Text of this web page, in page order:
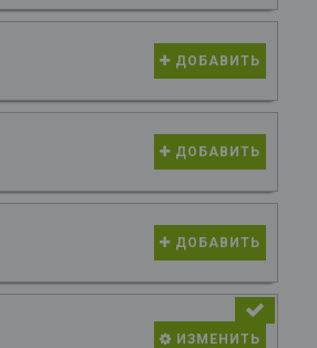
ДОБАВИТЬ
ДОБАВИТЬ
ДОБАВИТЬ
ИЗМЕНИТЬ